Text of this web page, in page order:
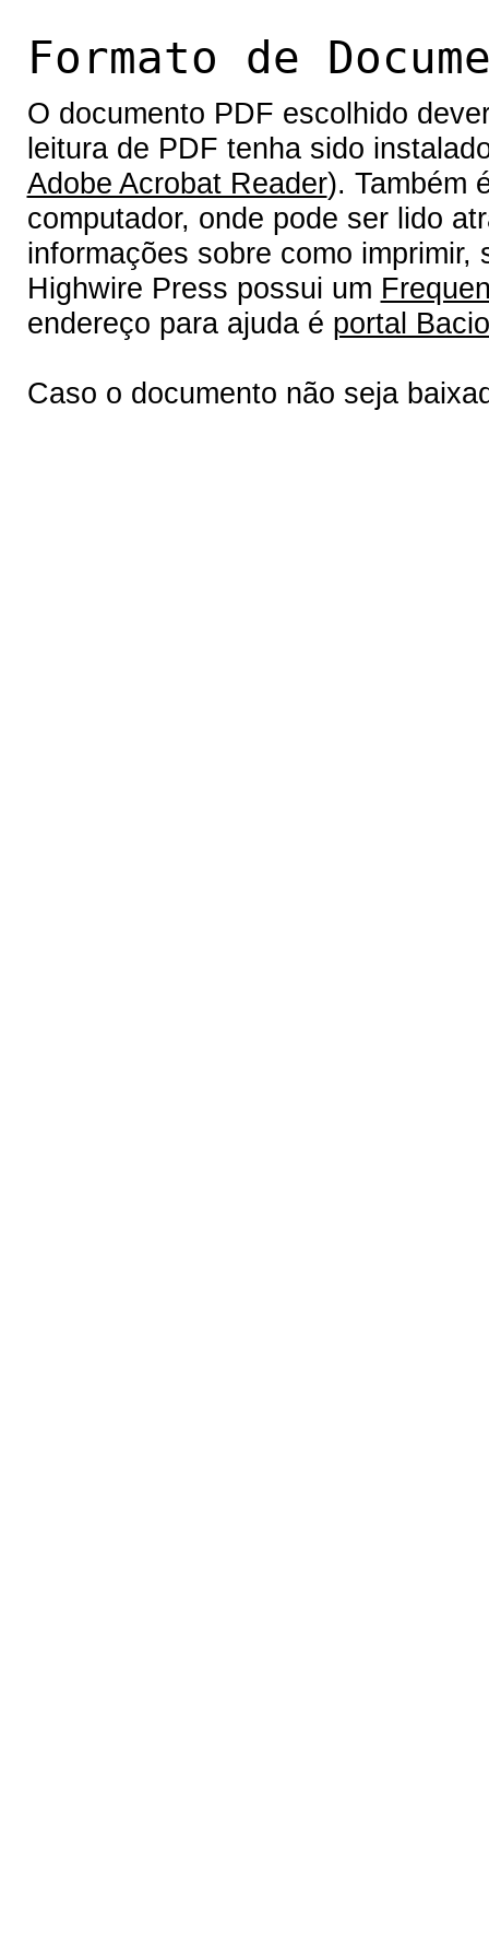
Formato de
O documento PDF escolhido
leitura de PDF tenha sido
Adobe Acrobat Reader). Também
computador, onde pode ser lido
informações sobre como
Highwire Press possui um
endereço para ajuda é portal
Caso o documento não seja